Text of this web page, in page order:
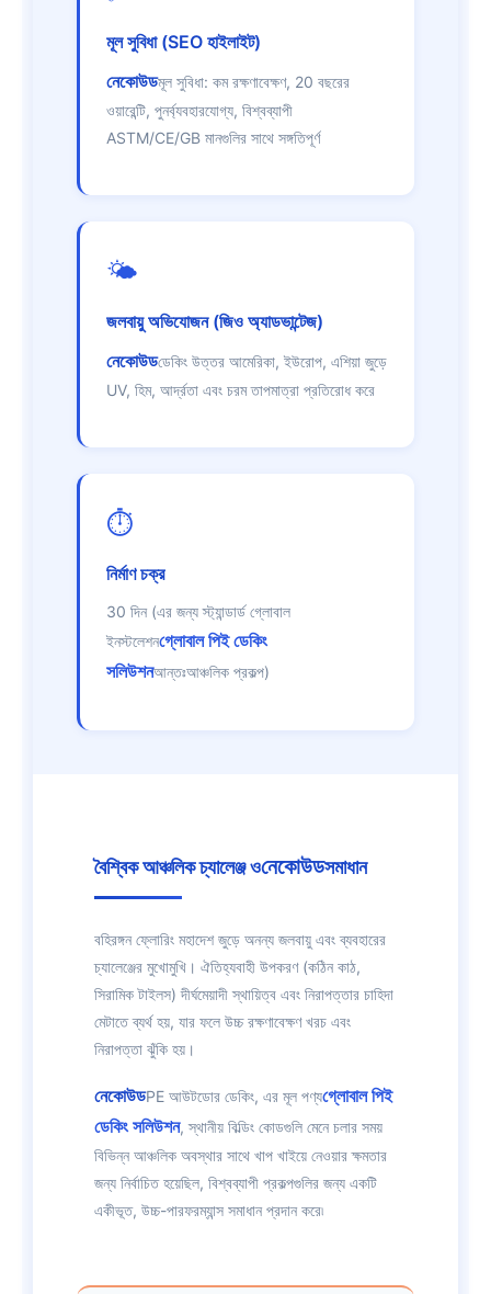
মূল সুবিধা (SEO হাইলাইট)
নেকোউডমূল সুবিধা: কম রক্ষণাবেক্ষণ, 20 বছরের
ওয়ারেন্টি, পুনর্ব্যবহারযোগ্য, বিশ্বব্যাপী
ASTM/CE/GB মানগুলির সাথে সঙ্গতিপূর্ণ
🌤️
জলবায়ু অভিযোজন (জিও অ্যাডভান্টেজ)
নেকোউডডেকিং উত্তর আমেরিকা, ইউরোপ, এশিয়া জুড়ে
UV, হিম, আর্দ্রতা এবং চরম তাপমাত্রা প্রতিরোধ করে
⏱️
নির্মাণ চক্র
30 দিন (এর জন্য স্ট্যান্ডার্ড গ্লোবাল
ইনস্টলেশনগ্লোবাল পিই ডেকিং
সলিউশনআন্তঃআঞ্চলিক প্রকল্প)
বৈশ্বিক আঞ্চলিক চ্যালেঞ্জ ওনেকোউডসমাধান
বহিরঙ্গন ফ্লোরিং মহাদেশ জুড়ে অনন্য জলবায়ু এবং ব্যবহারের
চ্যালেঞ্জের মুখোমুখি। ঐতিহ্যবাহী উপকরণ (কঠিন কাঠ,
সিরামিক টাইলস) দীর্ঘমেয়াদী স্থায়িত্ব এবং নিরাপত্তার চাহিদা
মেটাতে ব্যর্থ হয়, যার ফলে উচ্চ রক্ষণাবেক্ষণ খরচ এবং
নিরাপত্তা ঝুঁকি হয়।
নেকোউডPE আউটডোর ডেকিং, এর মূল পণ্যগ্লোবাল পিই
ডেকিং সলিউশন, স্থানীয় বিল্ডিং কোডগুলি মেনে চলার সময়
বিভিন্ন আঞ্চলিক অবস্থার সাথে খাপ খাইয়ে নেওয়ার ক্ষমতার
জন্য নির্বাচিত হয়েছিল, বিশ্বব্যাপী প্রকল্পগুলির জন্য একটি
একীভূত, উচ্চ-পারফরম্যান্স সমাধান প্রদান করে৷